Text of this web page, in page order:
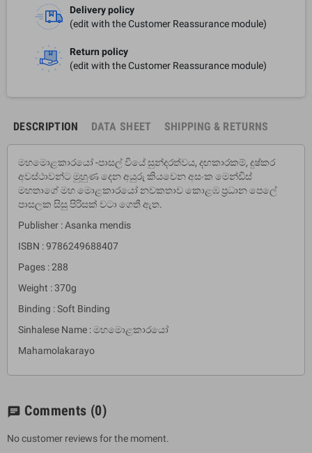
Delivery policy
(edit with the Customer Reassurance module)
Return policy
(edit with the Customer Reassurance module)
DESCRIPTION DATA SHEET SHIPPING & RETURNS
මහමොළකාරයෝ -පාසල් වියේ සුන්දරත්වය, දඟකාරකම්, දුෂ්කර
අවස්ථාවන්ට මුහුණ දෙන අයුරු කියවෙන අසංක මෙන්ඩිස්
මහතාගේ මහ මොළකාරයෝ නවකතාව කොළඹ ප්‍රධාන පෙලේ
පාසලක සිසු පිරිසක් වටා ගෙතී ඇත.
Publisher : Asanka mendis
ISBN : 9786249688407
Pages : 288
Weight : 370g
Binding : Soft Binding
Sinhalese Name : මහමොළකාරයෝ
Mahamolakarayo
chat Comments (0)
No customer reviews for the moment.